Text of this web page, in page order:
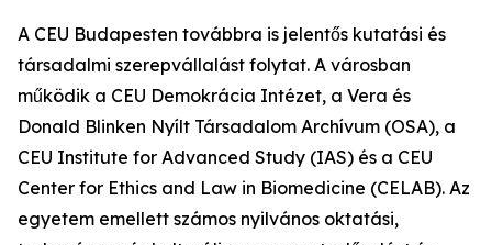
A CEU Budapesten továbbra is jelentős kutatási és
társadalmi szerepvállalást folytat. A városban
működik a CEU Demokrácia Intézet, a Vera és
Donald Blinken Nyílt Társadalom Archívum (OSA), a
CEU Institute for Advanced Study (IAS) és a CEU
Center for Ethics and Law in Biomedicine (CELAB). Az
egyetem emellett számos nyilvános oktatási,